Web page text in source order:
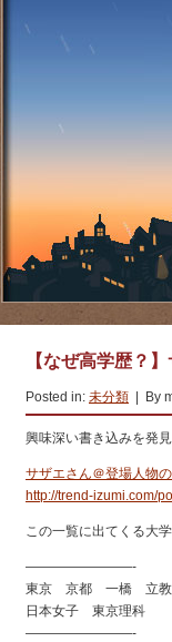
【なぜ高学歴？
Posted in: 未分類 | By
興味深い書き込みを発見
サザエさん＠登場人物
http://trend-izumi.com/
この一覧に出てくる大
————————-
東京 京都 一橋 立
日本女子 東京理科
————————-